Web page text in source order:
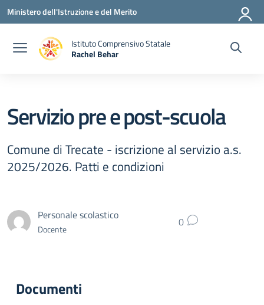
Vai ai contenuti
Vai al menu di navigazione
Vai al footer
Ministero dell'Istruzione e del Merito
Istituto Comprensivo Statale
Rachel Behar
Servizio pre e post-scuola
Comune di Trecate - iscrizione al servizio a.s.
2025/2026. Patti e condizioni
Personale scolastico
Docente 0
Documenti